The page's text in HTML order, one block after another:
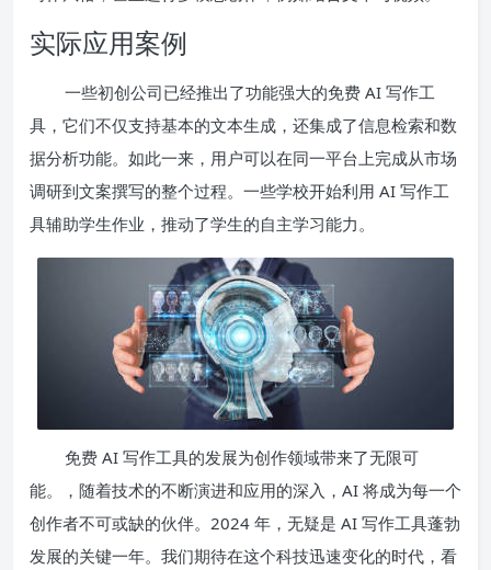
实际应用案例
一些初创公司已经推出了功能强大的免费 AI 写作工
具，它们不仅支持基本的文本生成，还集成了信息检索和数
据分析功能。如此一来，用户可以在同一平台上完成从市场
调研到文案撰写的整个过程。一些学校开始利用 AI 写作工
具辅助学生作业，推动了学生的自主学习能力。
免费 AI 写作工具的发展为创作领域带来了无限可
能。，随着技术的不断演进和应用的深入，AI 将成为每一个
创作者不可或缺的伙伴。2024 年，无疑是 AI 写作工具蓬勃
发展的关键一年。我们期待在这个科技迅速变化的时代，看